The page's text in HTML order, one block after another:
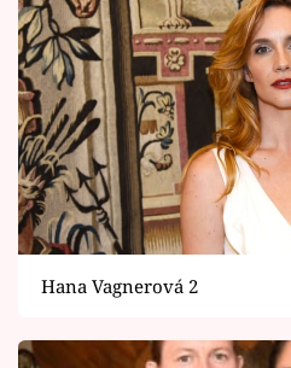
Hana Vagnerová 2